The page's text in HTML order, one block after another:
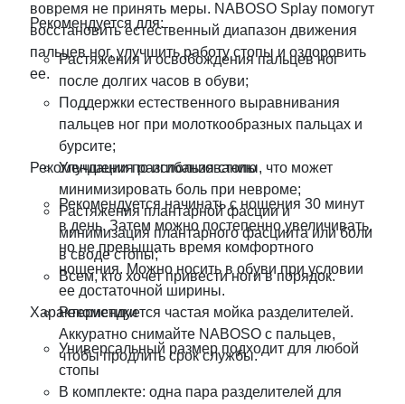
вовремя не принять меры. NABOSO Splay помогут
восстановить естественный диапазон движения
пальцев ног, улучшить работу стопы и оздоровить
ее.
Рекомендуется для:
Растяжения и освобождения пальцев ног
после долгих часов в обуви;
Поддержки естественного выравнивания
пальцев ног при молоткообразных пальцах и
бурсите;
Улучшения разгибания стопы, что может
минимизировать боль при невроме;
Растяжения плантарной фасции и
минимизация плантарного фасциита или боли
в своде стопы;
Всем, кто хочет привести ноги в порядок.
Рекомендации по использованию
Рекомендуется начинать с ношения 30 минут
в день. Затем можно постепенно увеличивать,
но не превышать время комфортного
ношения. Можно носить в обуви при условии
ее достаточной ширины.
Рекомендуется частая мойка разделителей.
Аккуратно снимайте NABOSO с пальцев,
чтобы продлить срок службы.
Характеристики
Универсальный размер подходит для любой
стопы
В комплекте: одна пара разделителей для